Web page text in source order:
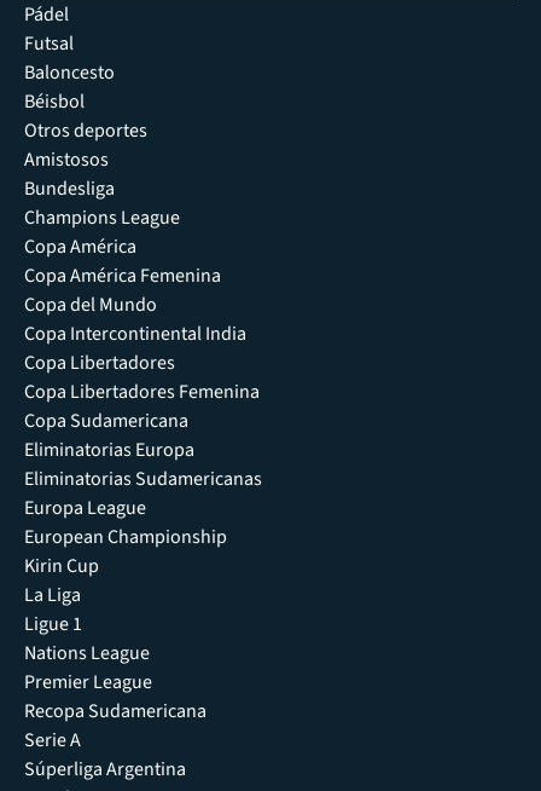
Pádel
Futsal
Baloncesto
Béisbol
Otros deportes
Amistosos
Bundesliga
Champions League
Copa América
Copa América Femenina
Copa del Mundo
Copa Intercontinental India
Copa Libertadores
Copa Libertadores Femenina
Copa Sudamericana
Eliminatorias Europa
Eliminatorias Sudamericanas
Europa League
European Championship
Kirin Cup
La Liga
Ligue 1
Nations League
Premier League
Recopa Sudamericana
Serie A
Súperliga Argentina